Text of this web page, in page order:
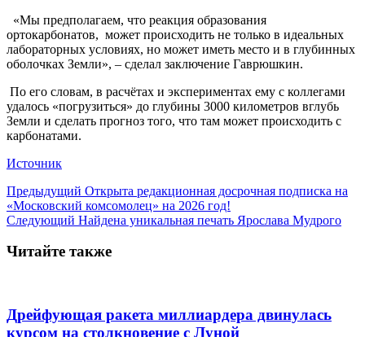
«Мы предполагаем, что реакция образования
ортокарбонатов, может происходить не только в идеальных
лабораторных условиях, но может иметь место и в глубинных
оболочках Земли», – сделал заключение Гаврюшкин.
По его словам, в расчётах и экспериментах ему с коллегами
удалось «погрузиться» до глубины 3000 километров вглубь
Земли и сделать прогноз того, что там может происходить с
карбонатами.
Источник
Предыдущий Открыта редакционная досрочная подписка на
«Московский комсомолец» на 2026 год!
Следующий Найдена уникальная печать Ярослава Мудрого
Читайте также
Дрейфующая ракета миллиардера двинулась
курсом на столкновение с Луной